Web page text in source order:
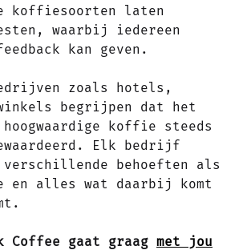
koffiesoorten laten
waarbij iedereen
kan geven.
zoals hotels,
begrijpen dat het
koffie steeds
Elk bedrijf
behoeften als
en alles wat daarbij komt
Coffee gaat graag met jou